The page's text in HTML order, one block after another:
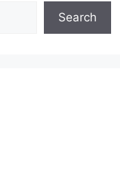
Search